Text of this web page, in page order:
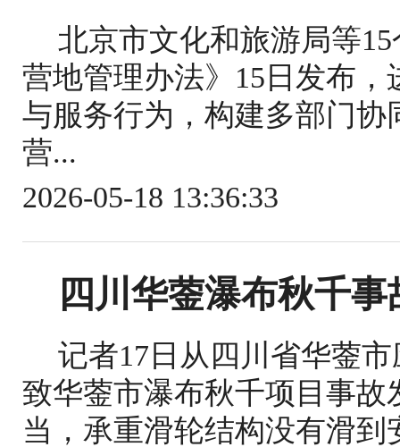
北京市文化和旅游局等
营地管理办法》15日发布
与服务行为，构建多部门
营...
2026-05-18 13:36:33
四川华蓥瀑布秋千
记者17日从四川省华蓥
致华蓥市瀑布秋千项目事
当，承重滑轮结构没有滑